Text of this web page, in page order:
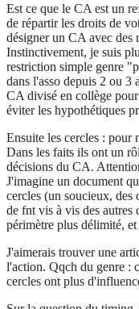
Est ce que le CA est un
de répartir les droits de
désigner un CA avec des
Instinctivement, je suis
restriction simple genre
dans l'asso depuis 2 ou
CA divisé en collège
éviter les hypothétiques
Ensuite les cercles : pour
Dans les faits ils ont un
décisions du CA.
J'imagine un document
cercles (un soucieux, des
de fnt vis à vis des autres
périmètre plus délimité,
J'aimerais trouver une
l'action. Qqch du genre :
cercles ont plus